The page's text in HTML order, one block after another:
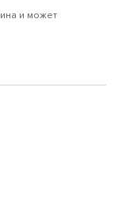
и может